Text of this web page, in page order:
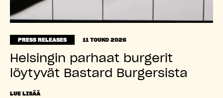
PRESS RELEASES 11 TOUKO 2026
Helsingin parhaat burgerit
löytyvät Bastard Burgersista
LUE LISÄÄ